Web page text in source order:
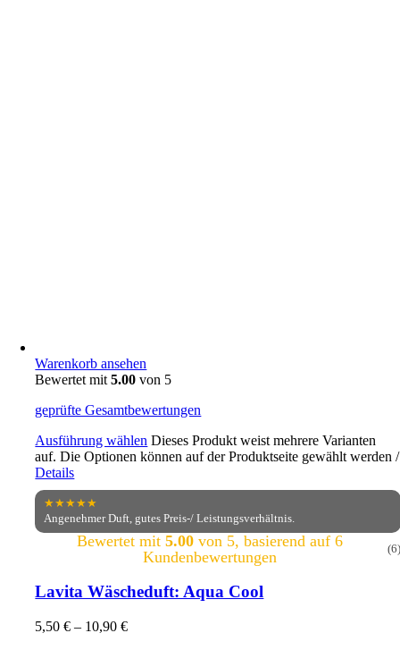
Warenkorb ansehen
Bewertet mit5.00 von 5
geprüfte Gesamtbewertungen
Ausführung wählen Dieses Produkt weist mehrere Varianten
auf. Die Optionen können auf der Produktseite gewählt werden/
Details
★★★★★
Angenehmer Duft, gutes Preis-/ Leistungsverhältnis.
Bewertet mit 5.00von 5, basierend auf 6
Kundenbewertungen
(6)
Lavita Wäscheduft: Aqua Cool
5,50€ – 10,90€